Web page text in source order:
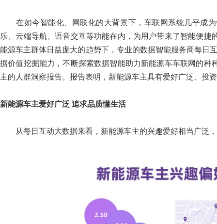
在如今智能化、网联化的大背景下，车联网系统几乎成
乐、云端导航、语音交互等功能在内，为用户带来了智能便
能源车主群体日益庞大的趋势下，专业的数据智能服务商每日
据价值挖掘能力，不断探索数据智能助力新能源车车联网的
主的人群洞察报告。报告表明，新能源车主具有爱好广泛、投
新能源车主爱好广泛 追求品质懂生活
从每日互动大数据来看，新能源车主的兴趣爱好相当广泛